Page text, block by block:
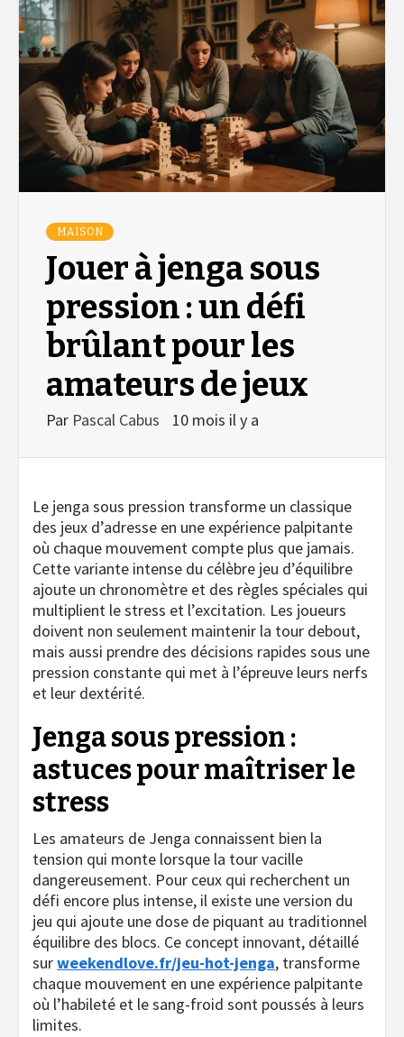
MAISON
Jouer à jenga sous
pression : un défi
brûlant pour les
amateurs de jeux
Par Pascal Cabus 10 mois il y a
Le jenga sous pression transforme un classique
des jeux d’adresse en une expérience palpitante
où chaque mouvement compte plus que jamais.
Cette variante intense du célèbre jeu d’équilibre
ajoute un chronomètre et des règles spéciales qui
multiplient le stress et l’excitation. Les joueurs
doivent non seulement maintenir la tour debout,
mais aussi prendre des décisions rapides sous une
pression constante qui met à l’épreuve leurs nerfs
et leur dextérité.
Jenga sous pression :
astuces pour maîtriser le
stress
Les amateurs de Jenga connaissent bien la
tension qui monte lorsque la tour vacille
dangereusement. Pour ceux qui recherchent un
défi encore plus intense, il existe une version du
jeu qui ajoute une dose de piquant au traditionnel
équilibre des blocs. Ce concept innovant, détaillé
surweekendlove.fr/jeu-hot-jenga, transforme
chaque mouvement en une expérience palpitante
où l’habileté et le sang-froid sont poussés à leurs
limites.